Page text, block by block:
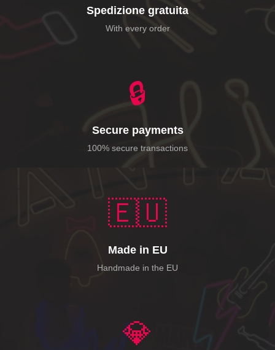
Spedizione gratuita
With every order
🔒
Secure payments
100% secure transactions
🇪🇺
Made in EU
Handmade in the EU
💎